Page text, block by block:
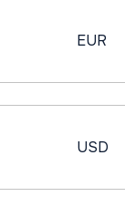
EUR
USD